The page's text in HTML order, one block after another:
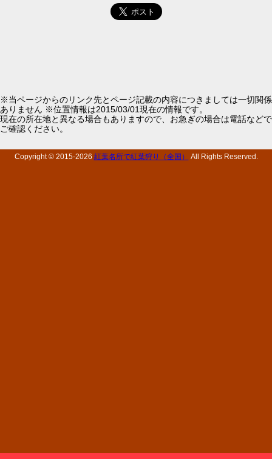
※当ページからのリンク先とページ記載の内容につきましては一切関係
ありません ※位置情報は2015/03/01現在の情報です。
現在の所在地と異なる場合もありますので、お急ぎの場合は電話などで
ご確認ください。
Copyright © 2015-2026 紅葉名所で紅葉狩り（全国） All Rights Reserved.